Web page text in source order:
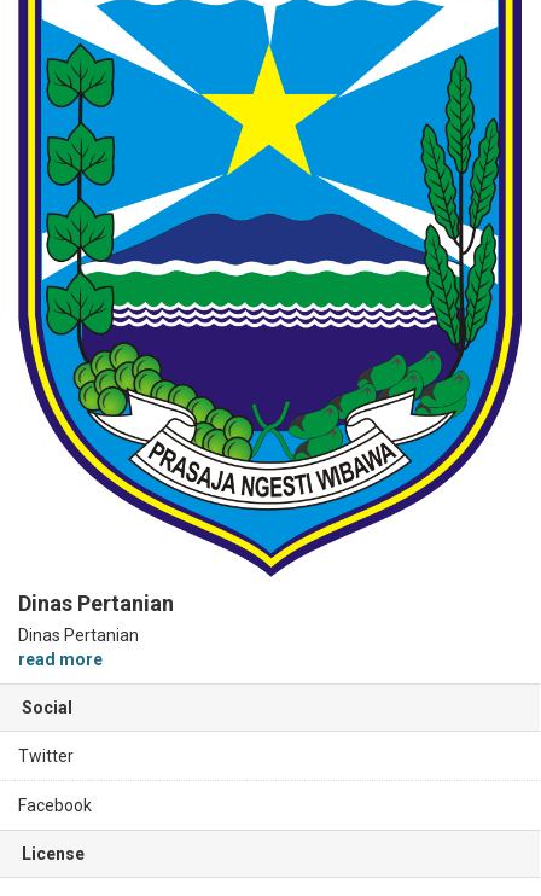
Dinas Pertanian
Dinas Pertanian
read more
Social
Twitter
Facebook
License